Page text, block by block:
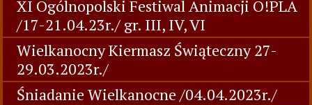
XI Ogólnopolski Festiwal Animacji O!PLA
/17-21.04.23r./ gr. III, IV, VI
Wielkanocny Kiermasz Świąteczny 27-
29.03.2023r./
Śniadanie Wielkanocne /04.04.2023r./